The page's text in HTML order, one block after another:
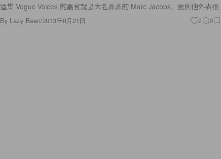
這集 Vogue Voices 的嘉賓就是大名鼎鼎的 Marc Jacobs。雖則他外表很
By Lazy Bean/2013年8月21日 2 0